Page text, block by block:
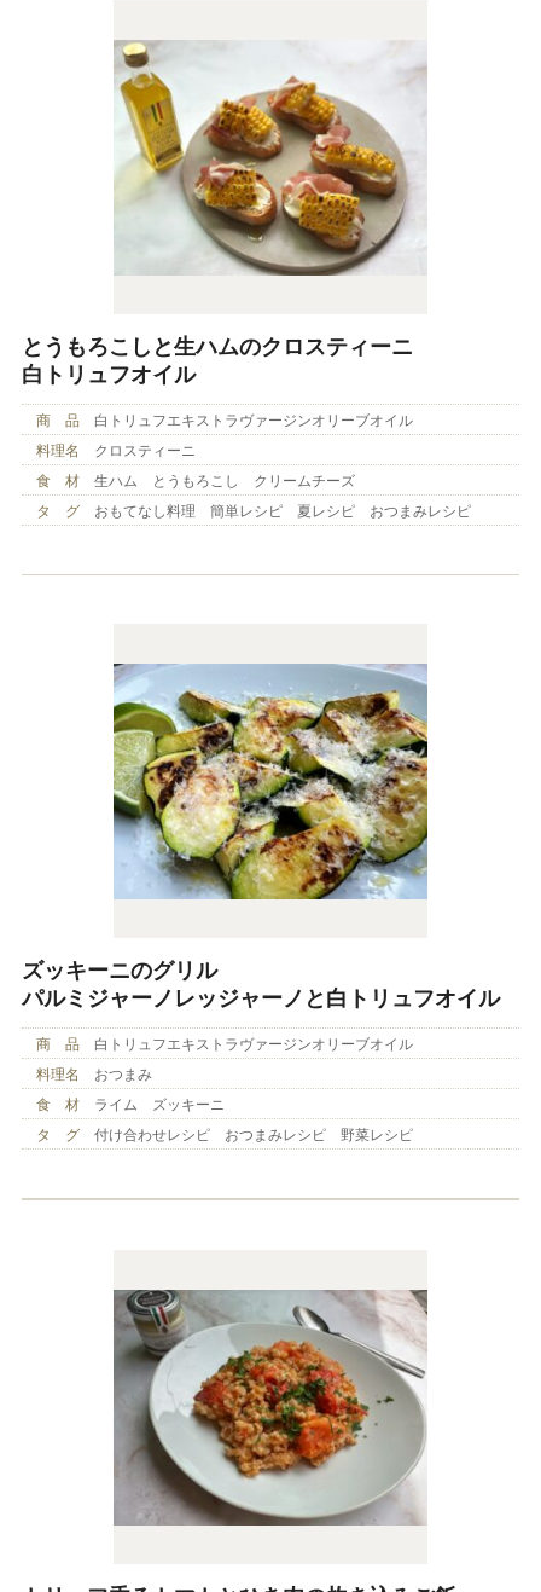
とうもろこしと生ハムのクロスティーニ
白トリュフオイル
商 品
白トリュフエキストラヴァージンオリーブオイル
料理名
クロスティーニ
食 材
生ハム とうもろこし クリームチーズ
タ グ
おもてなし料理 簡単レシピ 夏レシピ おつまみレシピ
ズッキーニのグリル
パルミジャーノレッジャーノと白トリュフオイル
商 品
白トリュフエキストラヴァージンオリーブオイル
料理名
おつまみ
食 材
ライム ズッキーニ
タ グ
付け合わせレシピ おつまみレシピ 野菜レシピ